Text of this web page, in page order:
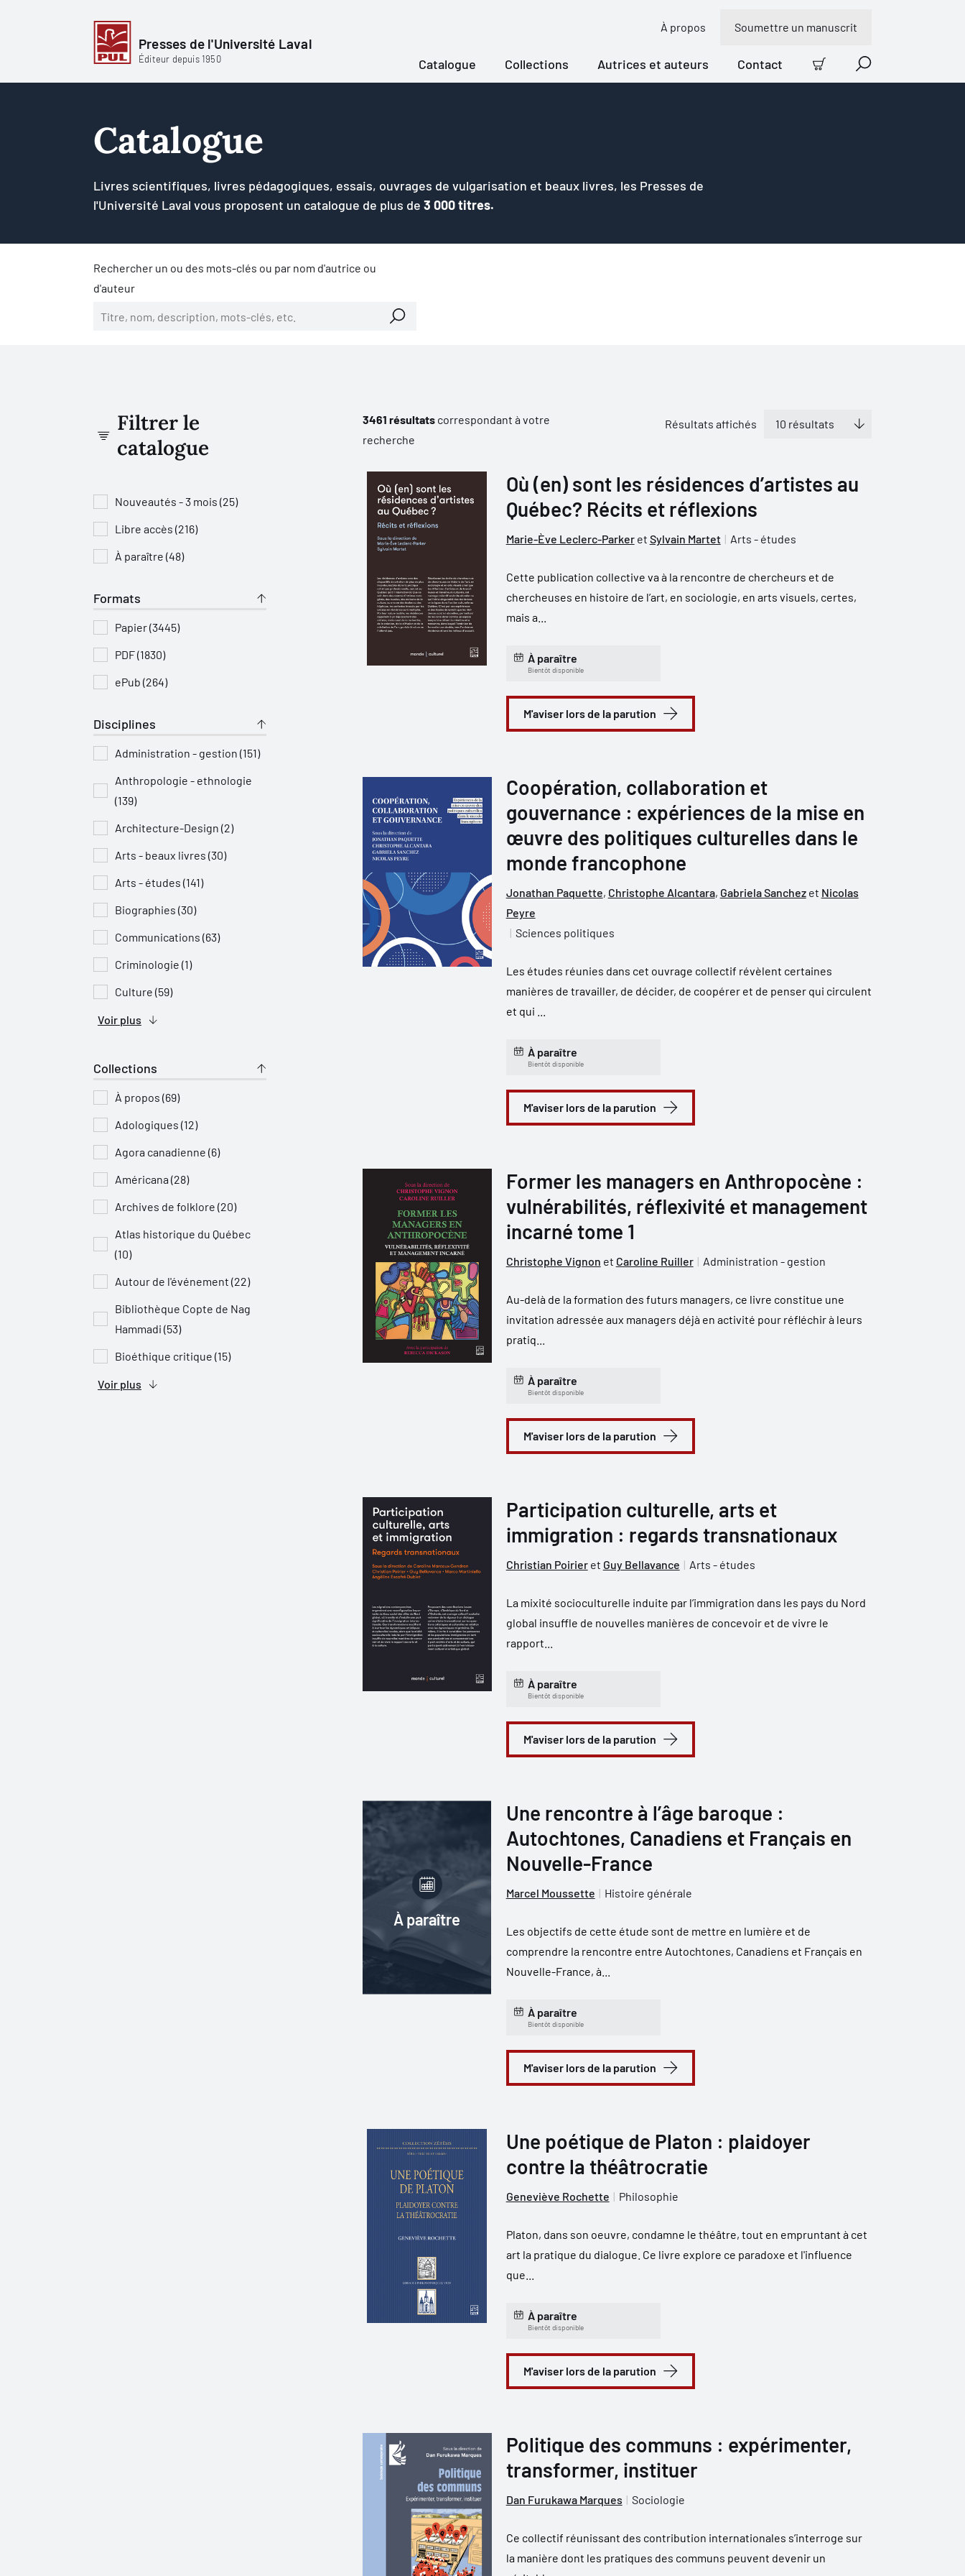
Presses de l'Université Laval
Éditeur depuis 1950
À propos Soumettre un manuscrit
Catalogue Collections Autrices et auteurs Contact
Panier Recherche
Catalogue
Livres scientifiques, livres pédagogiques, essais, ouvrages de vulgarisation et beaux livres, les Presses de
l'Université Laval vous proposent un catalogue de plus de 3 000 titres.
Rechercher un ou des mots-clés ou par nom d'autrice ou
d'auteur
Filtrer le
catalogue
Nouveautés - 3 mois (25)
Libre accès (216)
À paraître (48)
Formats
Papier (3445)
PDF (1830)
ePub (264)
Disciplines
Administration - gestion (151)
Anthropologie - ethnologie
(139)
Architecture-Design (2)
Arts - beaux livres (30)
Arts - études (141)
Biographies (30)
Communications (63)
Criminologie (1)
Culture (59)
Voir plus
Collections
À propos (69)
Adologiques (12)
Agora canadienne (6)
Américana (28)
Archives de folklore (20)
Atlas historique du Québec
(10)
Autour de l'événement (22)
Bibliothèque Copte de Nag
Hammadi (53)
Bioéthique critique (15)
Voir plus
3461 résultatscorrespondant à votre
recherche
Résultats affichés
Où (en) sont les résidences d’artistes au
Québec? Récits et réflexions
Marie-Ève Leclerc-Parkeret Sylvain Martet Arts - études
Cette publication collective va à la rencontre de chercheurs et de
chercheuses en histoire de l’art, en sociologie, en arts visuels, certes,
mais a...
À paraître
Bientôt disponible
M'aviser lors de la parution
Coopération, collaboration et
gouvernance : expériences de la mise en
œuvre des politiques culturelles dans le
monde francophone
Jonathan Paquette, Christophe Alcantara, Gabriela Sanchezet Nicolas
Peyre
Sciences politiques
Les études réunies dans cet ouvrage collectif révèlent certaines
manières de travailler, de décider, de coopérer et de penser qui circulent
et qui ...
À paraître
Bientôt disponible
M'aviser lors de la parution
Former les managers en Anthropocène :
vulnérabilités, réflexivité et management
incarné tome 1
Christophe Vignon et Caroline Ruiller Administration - gestion
Au-delà de la formation des futurs managers, ce livre constitue une
invitation adressée aux managers déjà en activité pour réfléchir à leurs
pratiq...
À paraître
Bientôt disponible
M'aviser lors de la parution
Participation culturelle, arts et
immigration : regards transnationaux
Christian Poirieret Guy Bellavance Arts - études
La mixité socioculturelle induite par l’immigration dans les pays du Nord
global insuffle de nouvelles manières de concevoir et de vivre le
rapport...
À paraître
Bientôt disponible
M'aviser lors de la parution
À paraître
Une rencontre à l’âge baroque :
Autochtones, Canadiens et Français en
Nouvelle-France
Marcel Moussette Histoire générale
Les objectifs de cette étude sont de mettre en lumière et de
comprendre la rencontre entre Autochtones, Canadiens et Français en
Nouvelle-France, à...
À paraître
Bientôt disponible
M'aviser lors de la parution
Une poétique de Platon : plaidoyer
contre la théâtrocratie
Geneviève Rochette Philosophie
Platon, dans son oeuvre, condamne le théâtre, tout en empruntant à cet
art la pratique du dialogue. Ce livre explore ce paradoxe et l'influence
que...
À paraître
Bientôt disponible
M'aviser lors de la parution
Politique des communs : expérimenter,
transformer, instituer
Dan Furukawa Marques Sociologie
Ce collectif réunissant des contribution internationales s’interroge sur
la manière dont les pratiques des communs peuvent devenir un